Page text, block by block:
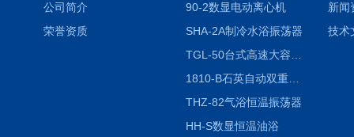
公司简介
荣誉资质
90-2数显电动离心机
SHA-2A制冷水浴振荡器
1810-B石英自动双重纯水蒸馏水器
THZ-82气浴恒温振荡器
HH-S数显恒温油浴
新闻
技术